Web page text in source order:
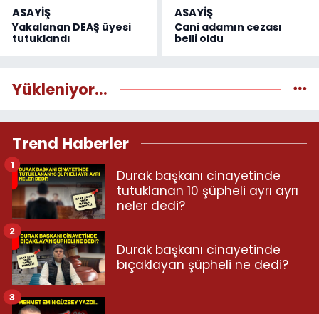
ASAYİŞ
Yakalanan DEAŞ üyesi
tutuklandı
ASAYİŞ
Cani adamın cezası
belli oldu
Yükleniyor...
Trend Haberler
Durak başkanı cinayetinde
tutuklanan 10 şüpheli ayrı ayrı
neler dedi?
1
Durak başkanı cinayetinde
bıçaklayan şüpheli ne dedi?
2
3